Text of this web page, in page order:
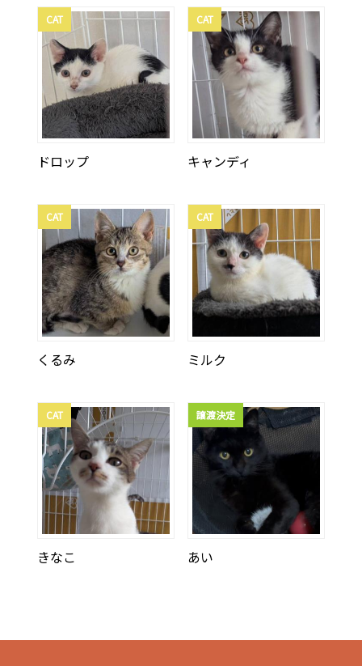
CAT
ドロップ
CAT
キャンディ
CAT
くるみ
CAT
ミルク
CAT
きなこ
譲渡決定
あい